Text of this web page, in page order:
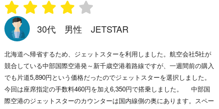
30代 男性 JETSTAR
北海道へ帰省するため、ジェットスターを利用しました。航空会社5社が
競合している中部国際空港発～新千歳空港着路線ですが、一週間前の購入
でも片道5,890円という価格だったのでジェットスターを選択しました。
今回は座席指定の手数料460円を加え6,350円で搭乗しました。 中部国
際空港のジェットスターのカウンターは国内線側の奥にあります。スペー